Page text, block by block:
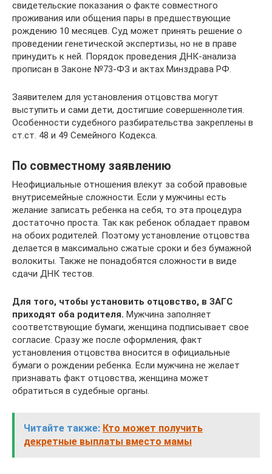
свидетельские показания о факте совместного
проживания или общения пары в предшествующие
рождению 10 месяцев. Суд может принять решение о
проведении генетической экспертизы, но не в праве
принудить к ней. Порядок проведения ДНК-анализа
прописан в Законе №73-ФЗ и актах Минздрава РФ.
Заявителем для установления отцовства могут
выступить и сами дети, достигшие совершеннолетия.
Особенности судебного разбирательства закреплены в
ст.ст. 48 и 49 Семейного Кодекса.
По совместному заявлению
Неофициальные отношения влекут за собой правовые
внутрисемейные сложности. Если у мужчины есть
желание записать ребенка на себя, то эта процедура
достаточно проста. Так как ребенок обладает правом
на обоих родителей. Поэтому установление отцовства
делается в максимально сжатые сроки и без бумажной
волокиты. Также не понадобятся сложности в виде
сдачи ДНК тестов.
Для того, чтобы установить отцовство, в ЗАГС
приходят оба родителя. Мужчина заполняет
соответствующие бумаги, женщина подписывает свое
согласие. Сразу же после оформления, факт
установления отцовства вносится в официальные
бумаги о рождении ребенка. Если мужчина не желает
признавать факт отцовства, женщина может
обратиться в судебные органы.
Читайте также: Кто может получить
декретные выплаты вместо мамы